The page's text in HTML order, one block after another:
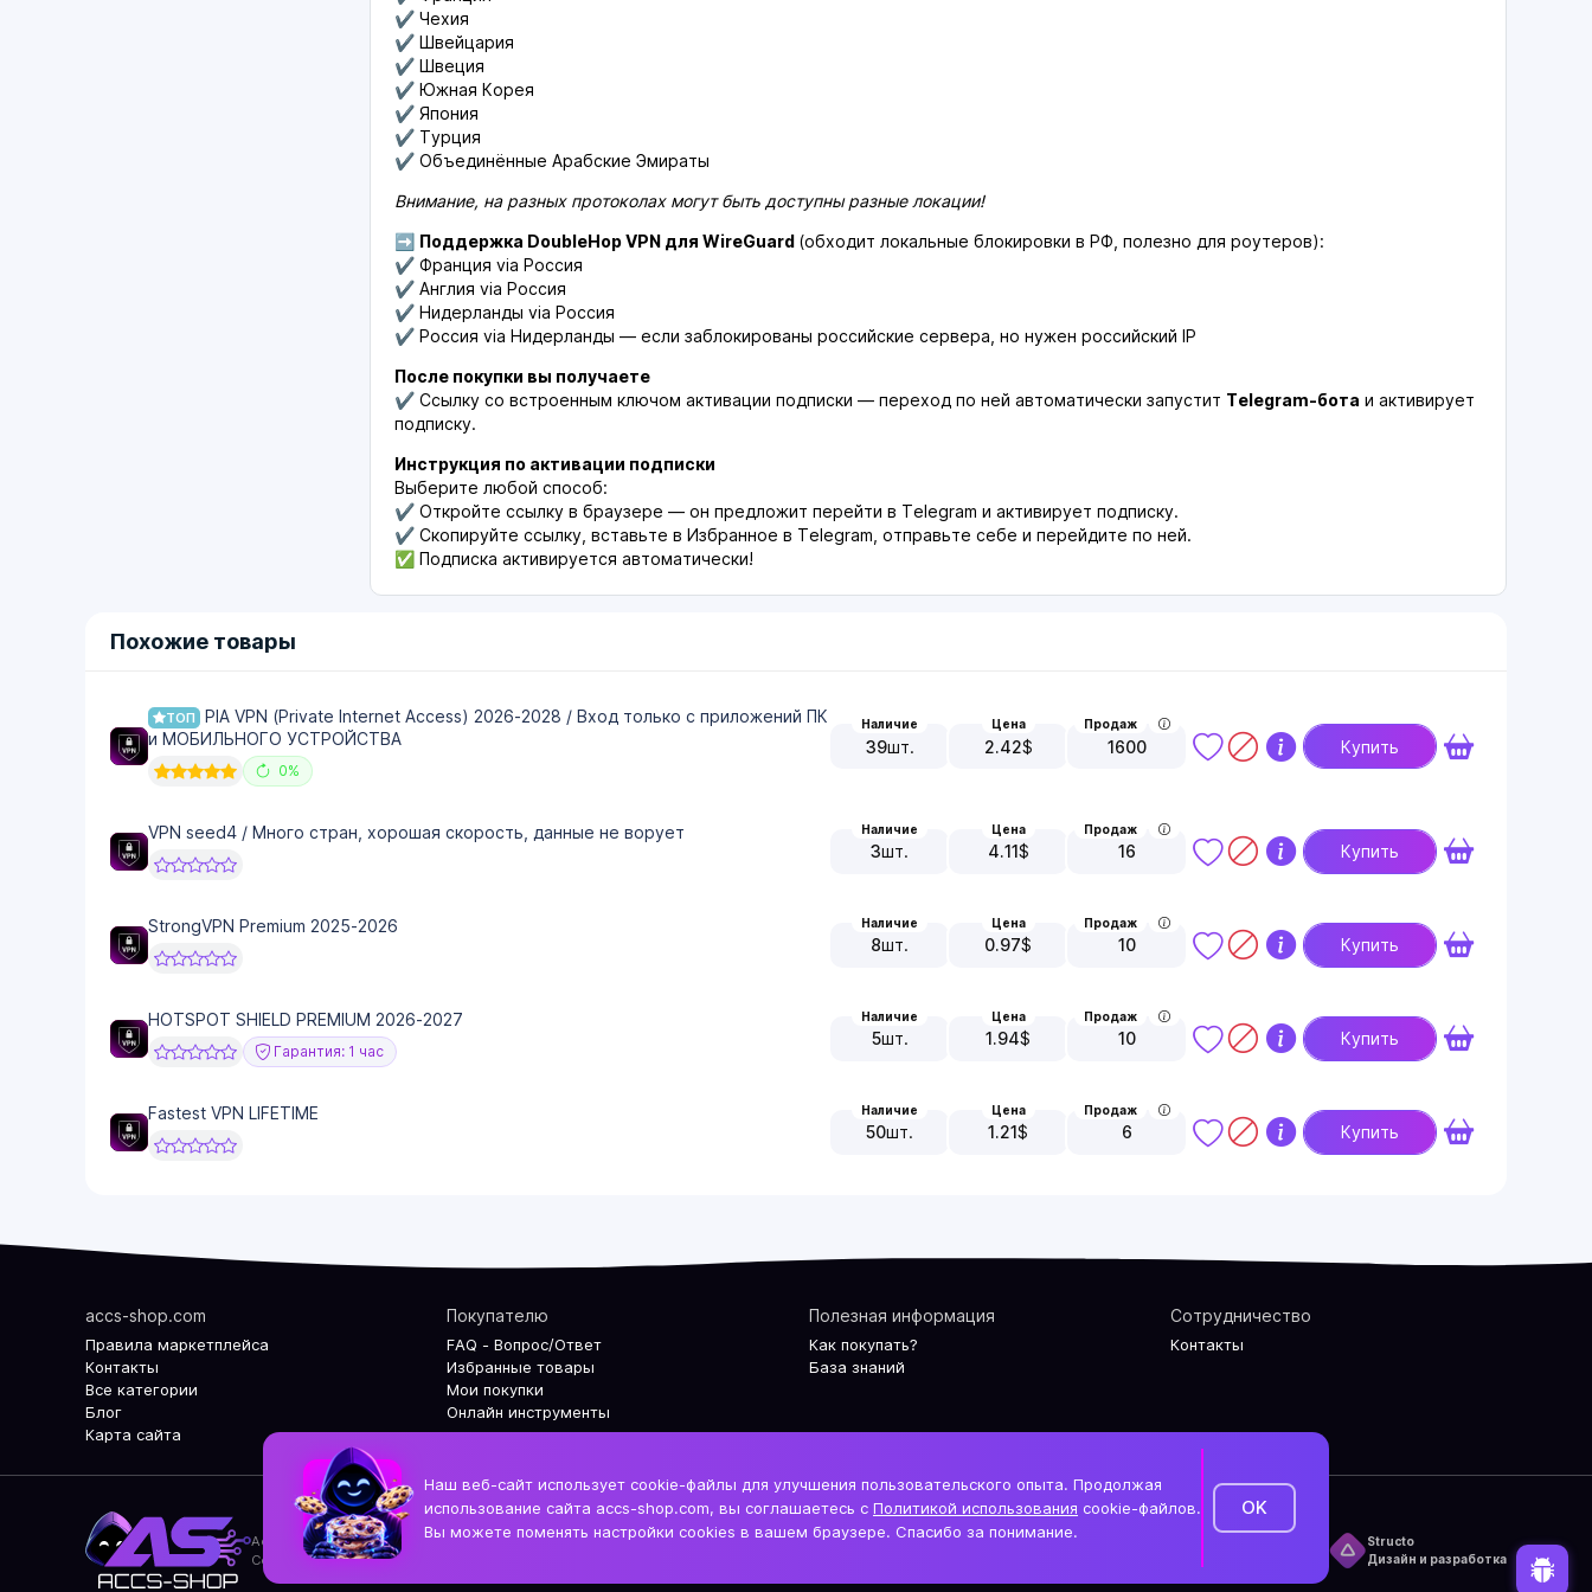
✔️ Чехия
✔️ Швейцария
✔️ Швеция
✔️ Южная Корея
✔️ Япония
✔️ Турция
✔️ Объединённые Арабские Эмираты
Внимание, на разных протоколах могут быть доступны разные локации!
➡️ Поддержка DoubleHop VPN для WireGuard (обходит локальные блокировки в РФ, полезно для роутеров):
✔️ Франция via Россия
✔️ Англия via Россия
✔️ Нидерланды via Россия
✔️ Россия via Нидерланды — если заблокированы российские сервера, но нужен российский IP
После покупки вы получаете
✔️ Ссылку со встроенным ключом активации подписки — переход по ней автоматически запустит Telegram-бота и активирует
подписку.
Инструкция по активации подписки
Выберите любой способ:
✔️ Откройте ссылку в браузере — он предложит перейти в Telegram и активирует подписку.
✔️ Скопируйте ссылку, вставьте в Избранное в Telegram, отправьте себе и перейдите по ней.
✅ Подписка активируется автоматически!
Похожие товары
ТОП
PIA VPN (Private Internet Access) 2026-2028 / Вход только с приложений ПК
и МОБИЛЬНОГО УСТРОЙСТВА
0%
Наличие
39шт.
Цена
2.42$
Продаж
1600 Купить
VPN seed4 / Много стран, хорошая скорость, данные не ворует Наличие
3шт.
Цена
4.11$
Продаж
16 Купить
StrongVPN Premium 2025-2026 Наличие
8шт.
Цена
0.97$
Продаж
10 Купить
HOTSPOT SHIELD PREMIUM 2026-2027
Гарантия: 1 час
Наличие
5шт.
Цена
1.94$
Продаж
10 Купить
Fastest VPN LIFETIME Наличие
50шт.
Цена
1.21$
Продаж
6 Купить
accs-shop.com
Правила маркетплейса
Контакты
Все категории
Блог
Карта сайта
Покупателю
FAQ - Вопрос/Ответ
Избранные товары
Мои покупки
Онлайн инструменты
Полезная информация
Как покупать?
База знаний
Сотрудничество
Контакты
Accs-shop.com - Интернет магазин аккаунтов
Copyright © 2019 - 2026 "accs-shop.com"
Политика конфиденциальности
Контакты и актуальный адрес сайта
Structo
Дизайн и разработка
Наш веб-сайт использует cookie-файлы для улучшения пользовательского опыта. Продолжая
использование сайта accs-shop.com, вы соглашаетесь с Политикой использования cookie-файлов.
Вы можете поменять настройки cookies в вашем браузере. Спасибо за понимание.
OK